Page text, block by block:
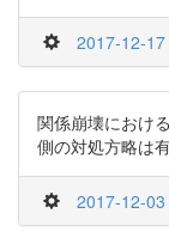
2017-12-
関係崩壊におけ
側の対処方略は
2017-12-